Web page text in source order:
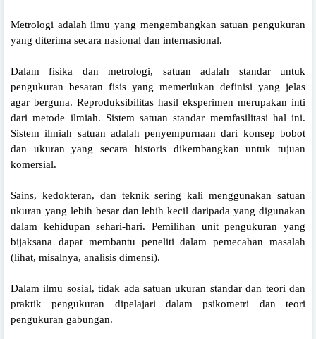
Metrologi adalah ilmu yang mengembangkan satuan pengukuran
yang diterima secara nasional dan internasional.
Dalam fisika dan metrologi, satuan adalah standar untuk
pengukuran besaran fisis yang memerlukan definisi yang jelas
agar berguna. Reproduksibilitas hasil eksperimen merupakan inti
dari metode ilmiah. Sistem satuan standar memfasilitasi hal ini.
Sistem ilmiah satuan adalah penyempurnaan dari konsep bobot
dan ukuran yang secara historis dikembangkan untuk tujuan
komersial.
Sains, kedokteran, dan teknik sering kali menggunakan satuan
ukuran yang lebih besar dan lebih kecil daripada yang digunakan
dalam kehidupan sehari-hari. Pemilihan unit pengukuran yang
bijaksana dapat membantu peneliti dalam pemecahan masalah
(lihat, misalnya, analisis dimensi).
Dalam ilmu sosial, tidak ada satuan ukuran standar dan teori dan
praktik pengukuran dipelajari dalam psikometri dan teori
pengukuran gabungan.